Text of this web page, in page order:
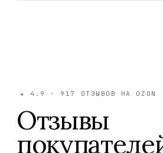
★ 4.9 · 917 ОТЗЫВОВ НА OZON
Отзывы